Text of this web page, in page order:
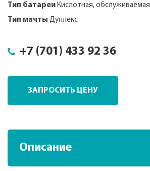
Тип батареи Кислотная, обслуживаемая
Тип мачты Дуплекс
+7 (701) 433 92 36
ЗАПРОСИТЬ ЦЕНУ
Описание